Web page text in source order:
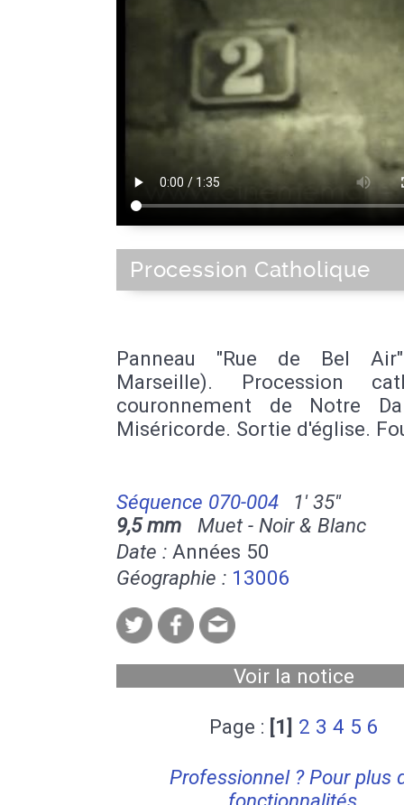
Procession Catholique
Panneau "Rue de Bel
Marseille). Procession
couronnement de Notre
Miséricorde. Sortie d'église.
Séquence 070-004
1' 35''
9,5 mm Muet - Noir & Blanc
Date : Années 50
Géographie : 13006
Voir la notice
Page : [1] 2 3 4 5 6
Professionnel ? Pour plus